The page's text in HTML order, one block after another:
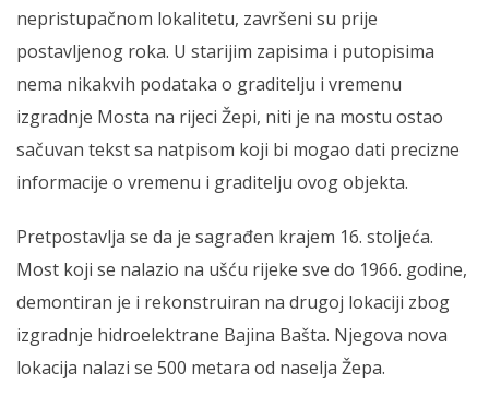
nepristupačnom lokalitetu, završeni su prije
postavljenog roka. U starijim zapisima i putopisima
nema nikakvih podataka o graditelju i vremenu
izgradnje Mosta na rijeci Žepi, niti je na mostu ostao
sačuvan tekst sa natpisom koji bi mogao dati precizne
informacije o vremenu i graditelju ovog objekta.
Pretpostavlja se da je sagrađen krajem 16. stoljeća.
Most koji se nalazio na ušću rijeke sve do 1966. godine,
demontiran je i rekonstruiran na drugoj lokaciji zbog
izgradnje hidroelektrane Bajina Bašta. Njegova nova
lokacija nalazi se 500 metara od naselja Žepa.